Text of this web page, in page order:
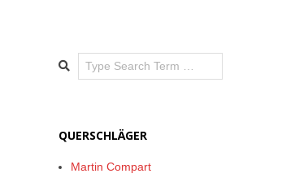
Search
QUERSCHLÄGER
Martin Compart